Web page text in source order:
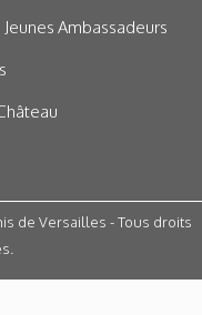
Ambassadeurs
de Versailles - Tous droits